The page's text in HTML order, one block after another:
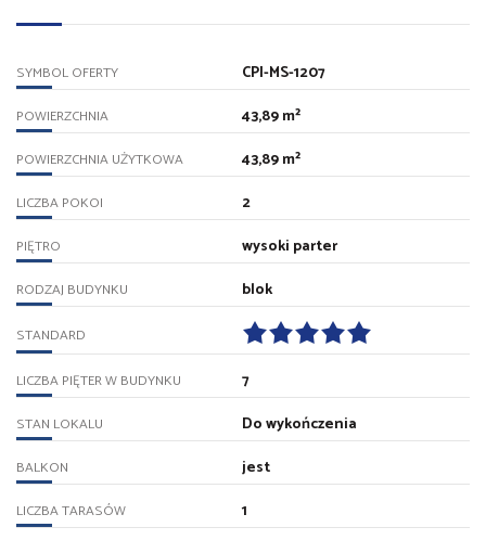
SYMBOL OFERTY CPI-MS-1207
POWIERZCHNIA 43,89 m²
POWIERZCHNIA UŻYTKOWA 43,89 m²
LICZBA POKOI 2
PIĘTRO wysoki parter
RODZAJ BUDYNKU blok
STANDARD
LICZBA PIĘTER W BUDYNKU 7
STAN LOKALU Do wykończenia
BALKON jest
LICZBA TARASÓW 1